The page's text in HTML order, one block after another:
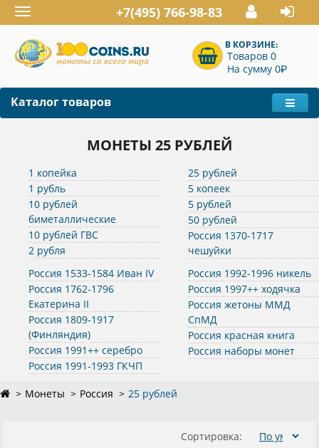
Toggle
navigation
+7(495) 766-98-83
В КОРЗИНЕ:
Товаров 0
На сумму 0P
Каталог товаров
МОНЕТЫ 25 РУБЛЕЙ
1 копейка
1 рубль
10 рублей
биметаллические
10 рублей ГВС
2 рубля
25 рублей
5 копеек
5 рублей
50 рублей
Россия 1370-1717
чешуйки
Россия 1533-1584 Иван IV
Россия 1762-1796
Екатерина II
Россия 1809-1917
(Финляндия)
Россия 1991++ серебро
Россия 1991-1993 ГКЧП
Россия 1992-1996 никель
Россия 1997++ ходячка
Россия жетоны ММД
СпМД
Россия красная книга
Россия наборы монет
Монеты Россия 25 рублей
Сортировка: